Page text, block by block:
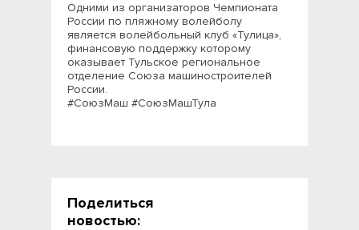
Одними из организаторов Чемпионата
России по пляжному волейболу
является волейбольный клуб «Тулица»,
финансовую поддержку которому
оказывает Тульское региональное
отделение Союза машиностроителей
России.
#СоюзМаш #СоюзМашТула
Поделиться
новостью: